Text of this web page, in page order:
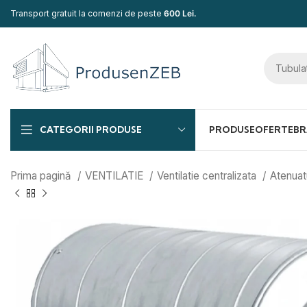
Transport gratuit la comenzi de peste 600 Lei.
CATEGORII PRODUSE PRODUSEOFERTE
Prima pagină VENTILATIE Ventilatie centralizata